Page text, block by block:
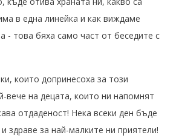
в една линейка и как виждаме
- това бяха само част от беседите с
които допринесоха за този
вече на децата, които ни напомнят
отдаденост! Нека всеки ден бъде
здраве за най-малките ни приятели!